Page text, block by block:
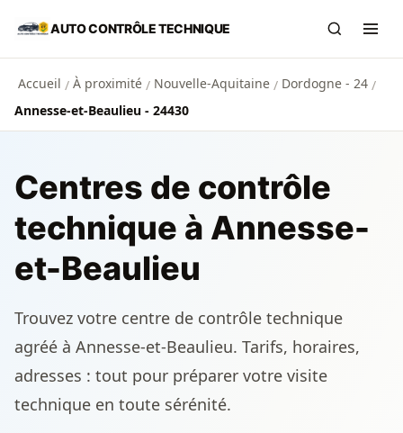
Aller au contenu principal
AUTO CONTRÔLE TECHNIQUE
Accueil / À proximité / Nouvelle-Aquitaine / Dordogne - 24 /
Annesse-et-Beaulieu - 24430
Centres de contrôle
technique à Annesse-
et-Beaulieu
Trouvez votre centre de contrôle technique
agréé à Annesse-et-Beaulieu. Tarifs, horaires,
adresses : tout pour préparer votre visite
technique en toute sérénité.